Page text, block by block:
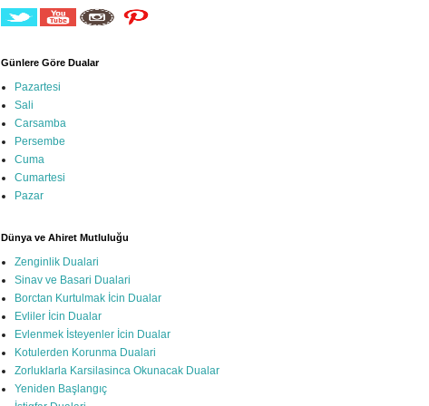
Günlere Göre Dualar
Pazartesi
Sali
Carsamba
Persembe
Cuma
Cumartesi
Pazar
Dünya ve Ahiret Mutluluğu
Zenginlik Dualari
Sinav ve Basari Dualari
Borctan Kurtulmak İcin Dualar
Evliler İcin Dualar
Evlenmek İsteyenler İcin Dualar
Kotulerden Korunma Dualari
Zorluklarla Karsilasinca Okunacak Dualar
Yeniden Başlangıç